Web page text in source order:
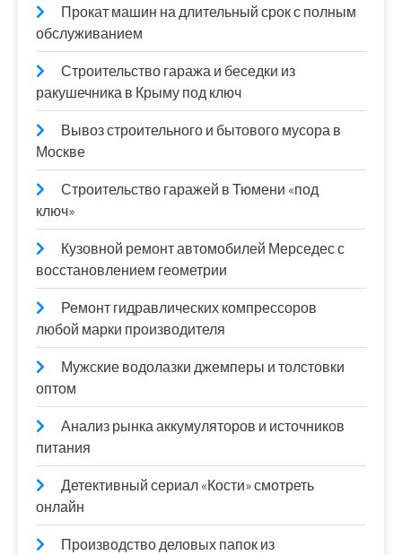
Прокат машин на длительный срок с полным
обслуживанием
Строительство гаража и беседки из
ракушечника в Крыму под ключ
Вывоз строительного и бытового мусора в
Москве
Строительство гаражей в Тюмени «под
ключ»
Кузовной ремонт автомобилей Мерседес с
восстановлением геометрии
Ремонт гидравлических компрессоров
любой марки производителя
Мужские водолазки джемперы и толстовки
оптом
Анализ рынка аккумуляторов и источников
питания
Детективный сериал «Кости» смотреть
онлайн
Производство деловых папок из